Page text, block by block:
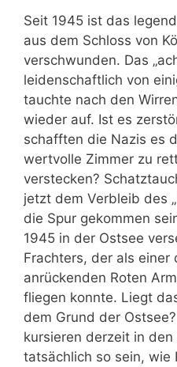
Seit 1945 ist das
aus dem Schloss von
verschwunden. Das
leidenschaftlich von
tauchte nach den
wieder auf. Ist es
schafften die Nazis es
wertvolle Zimmer zu
verstecken?
jetzt dem Verbleib des
die Spur gekommen
1945 in der Ostsee
Frachters, der als einer
anrückenden Roten
fliegen konnte. Liegt
dem Grund der
kursieren derzeit in
tatsächlich so sein, wie